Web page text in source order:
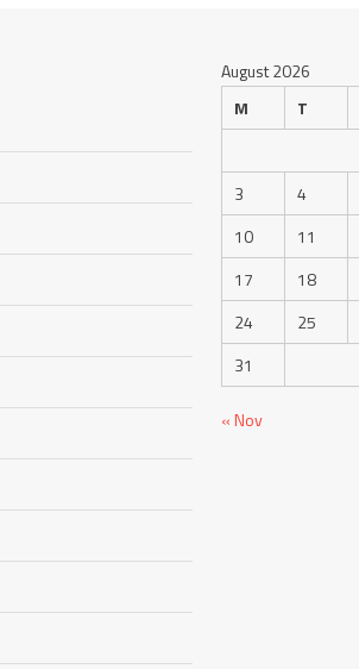
August 2026
M
T
3
4
10
11
17
18
24
25
31
« Nov